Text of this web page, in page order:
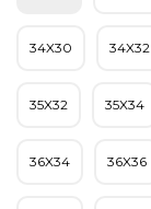
34X30 34X32
35X32 35X34
36X34 36X36